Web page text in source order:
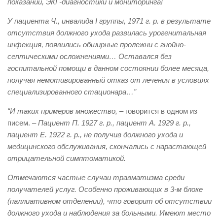
показаний, ЭКГ-диагностики и мониторинга!
У пациента Ч., инвалида I группы, 1971 г. р. в результате
отсутствия должного ухода развилась урогенитальная
инфекция, появились обширные пролежни с гнойно-
септическими осложнениями… Оставался без
госпитальной помощи в данном состоянии более месяца,
получая немотивированный отказ от лечения в условиях
специализированного стационара…”
“И таких примеров множество, – говорится в одном из
писем. – Пациент П. 1927 г. р., пациент А. 1929 г. р.,
пациент Е. 1922 г. р., не получив должного ухода и
медицинского обслуживания, скончались с нарастающей
отрицательной симптоматикой.
Отмечаются частые случаи травматизма среди
получателей услуг. Особенно проживающих в 3-м блоке
(паллиативном отделении), что говорит об отсутствии
должного ухода и наблюдения за больными. Имеют место